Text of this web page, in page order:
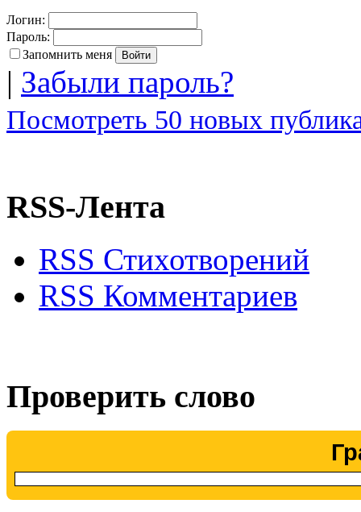
Логин:
Пароль:
Запомнить меня
| Забыли пароль?
Посмотреть 50 новых
RSS-Лента
RSS Стихотворений
RSS Комментариев
Проверить слово